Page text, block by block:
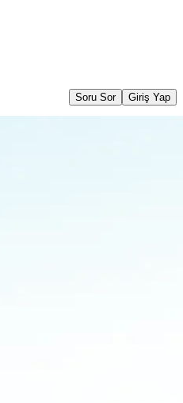
Soru Sor Giriş Yap